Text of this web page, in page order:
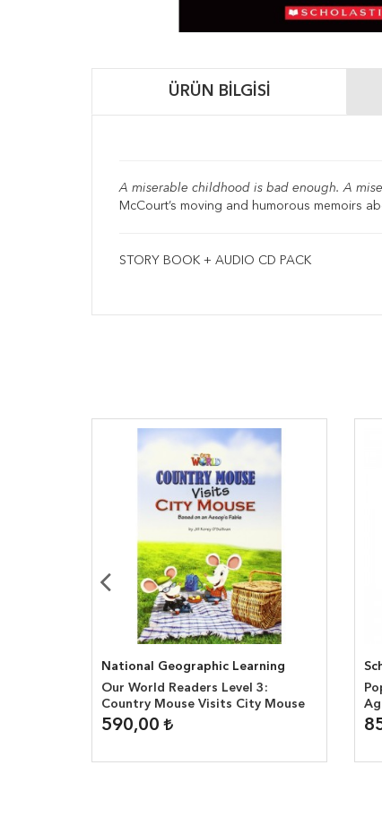
ÜRÜN BILGISI
A miserable childhood is bad enough. A
McCourt’s moving and humorous memoirs
STORY BOOK + AUDIO CD PACK
National Geographic Learning
Our World Readers Level 3:
Country Mouse Visits City Mouse
590,00